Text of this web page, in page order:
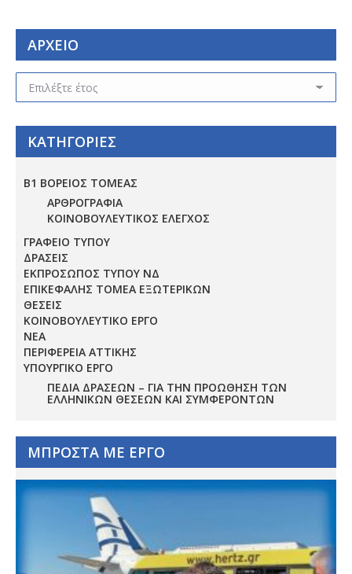
ΑΡΧΕΙΟ
ΑΡΧΕΙΟ
ΚΑΤΗΓΟΡΙΕΣ
Β1 ΒΟΡΕΙΟΣ ΤΟΜΕΑΣ
ΑΡΘΡΟΓΡΑΦΙΑ
ΚΟΙΝΟΒΟΥΛΕΥΤΙΚΟΣ ΕΛΕΓΧΟΣ
ΓΡΑΦΕΙΟ ΤΥΠΟΥ
ΔΡΑΣΕΙΣ
ΕΚΠΡΟΣΩΠΟΣ ΤΥΠΟΥ ΝΔ
ΕΠΙΚΕΦΑΛΗΣ ΤΟΜΕΑ ΕΞΩΤΕΡΙΚΩΝ
ΘΕΣΕΙΣ
ΚΟΙΝΟΒΟΥΛΕΥΤΙΚΟ ΕΡΓΟ
ΝΕΑ
ΠΕΡΙΦΕΡΕΙΑ ΑΤΤΙΚΗΣ
ΥΠΟΥΡΓΙΚΟ ΕΡΓΟ
ΠΕΔΊΑ ΔΡΆΣΕΩΝ – ΓΙΑ ΤΗΝ ΠΡΟΏΘΗΣΗ ΤΩΝ
ΕΛΛΗΝΙΚΏΝ ΘΈΣΕΩΝ ΚΑΙ ΣΥΜΦΕΡΌΝΤΩΝ
ΜΠΡΟΣΤΑ ΜΕ ΕΡΓΟ